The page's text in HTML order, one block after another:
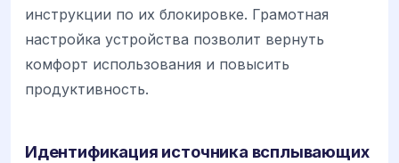
инструкции по их блокировке. Грамотная
настройка устройства позволит вернуть
комфорт использования и повысить
продуктивность.
Идентификация источника всплывающих